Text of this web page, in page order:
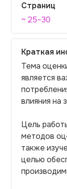
Страниц
~ 25–30
Краткая
Тема
является
влияния на
Цель
методов
также
целью